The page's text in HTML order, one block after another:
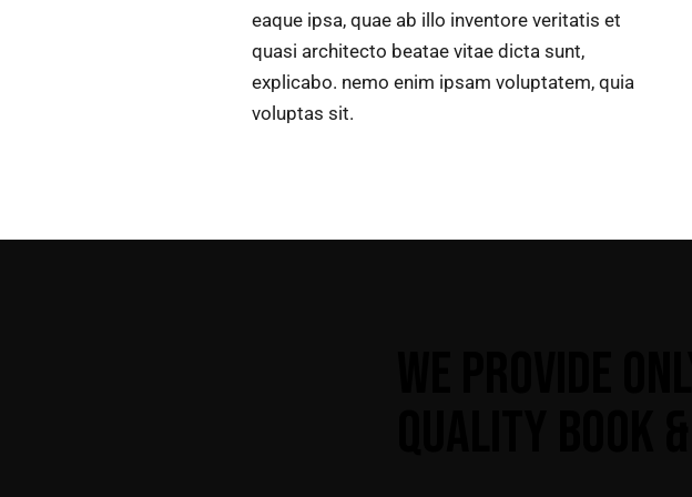
eaque ipsa, quae ab illo inventore veritatis et
quasi architecto beatae vitae dicta sunt,
explicabo. nemo enim ipsam voluptatem, quia
voluptas sit.